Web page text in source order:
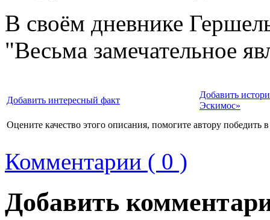
В своём дневнике
"Весьма замечательное
Добавить интересный факт
Добавить
Эскимос»
Оцените качество этого описания, помогите автору победить
Комментарии ( 0 )
Добавить